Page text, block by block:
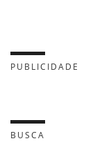
PUBLICIDADE
BUSCA